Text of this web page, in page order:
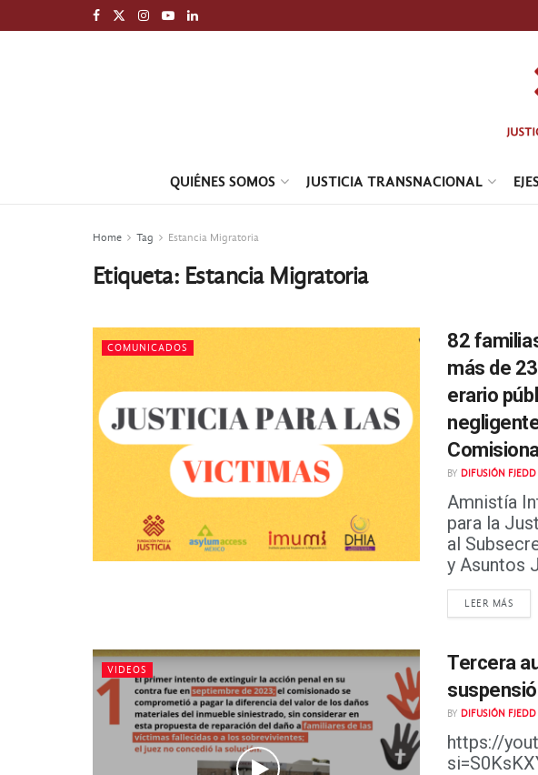
QUIÉNES SOMOS JUSTICIA TRANSNACIONAL
Home Tag Estancia Migratoria
Etiqueta: Estancia Migratoria
COMUNICADOS
82
más de
erario
BY DIFUSIÓN FJEDD
Amnistía
para la
al
y Asuntos
LEER MÁS
VIDEOS
Tercera
BY DIFUSIÓN FJEDD
https://